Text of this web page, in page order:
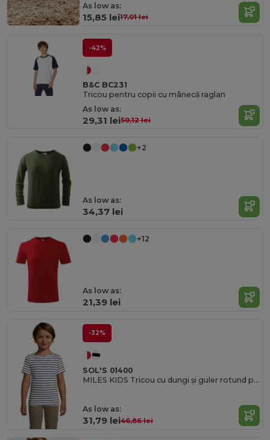
As low as:
15,85 lei17,01 lei
-42%
B&C BC231
Tricou pentru copii cu mânecă raglan
As low as:
29,31 lei50,12 lei
+2
As low as:
34,37 lei
+12
As low as:
21,39 lei
-32%
SOL'S 01400
MILES KIDS Tricou cu dungi și guler rotund pentru copii
As low as:
31,79 lei46,86 lei